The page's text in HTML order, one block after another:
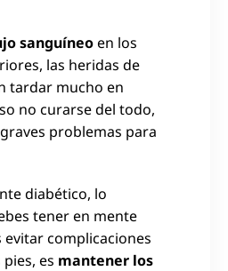
sanguíneoen los
las heridas de
tardar mucho en
no curarse del todo,
problemas para
diabético, lo
tener en mente
evitar complicaciones
es mantener los